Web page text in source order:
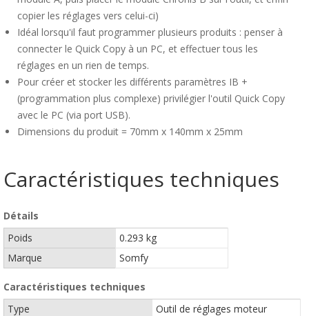
copier les réglages vers celui-ci)
Idéal lorsqu'il faut programmer plusieurs produits : penser à
connecter le Quick Copy à un PC, et effectuer tous les
réglages en un rien de temps.
Pour créer et stocker les différents paramètres IB +
(programmation plus complexe) privilégier l'outil Quick Copy
avec le PC (via port USB).
Dimensions du produit = 70mm x 140mm x 25mm
Caractéristiques techniques
Détails
Poids
0.293 kg
Marque
Somfy
Caractéristiques techniques
Type
Outil de réglages moteur